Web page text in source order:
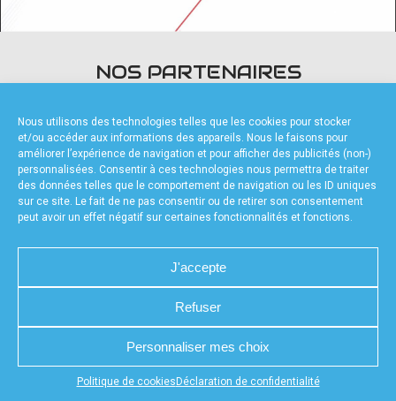
Nous utilisons des technologies telles que les cookies pour stocker
et/ou accéder aux informations des appareils. Nous le faisons pour
améliorer l’expérience de navigation et pour afficher des publicités (non-)
personnalisées. Consentir à ces technologies nous permettra de traiter
des données telles que le comportement de navigation ou les ID uniques
sur ce site. Le fait de ne pas consentir ou de retirer son consentement
peut avoir un effet négatif sur certaines fonctionnalités et fonctions.
J'accepte
Refuser
Personnaliser mes choix
Politique de cookies Déclaration de confidentialité
Appuyez sur le bouton partager en bas de votre
accéder à la billetterie
NOS PARTENAIRES
FOURNISSEURS TECHNIQUES
CHARTE DE CONFIDENTIALITÉ
MENTIONS LÉGALES
RÉALISÉ PAR L’AGENCE WEB A3WEB
POLITIQUE DE COOKIES (UE)
DÉCLARATION DE CONFIDENTIALITÉ (UE)